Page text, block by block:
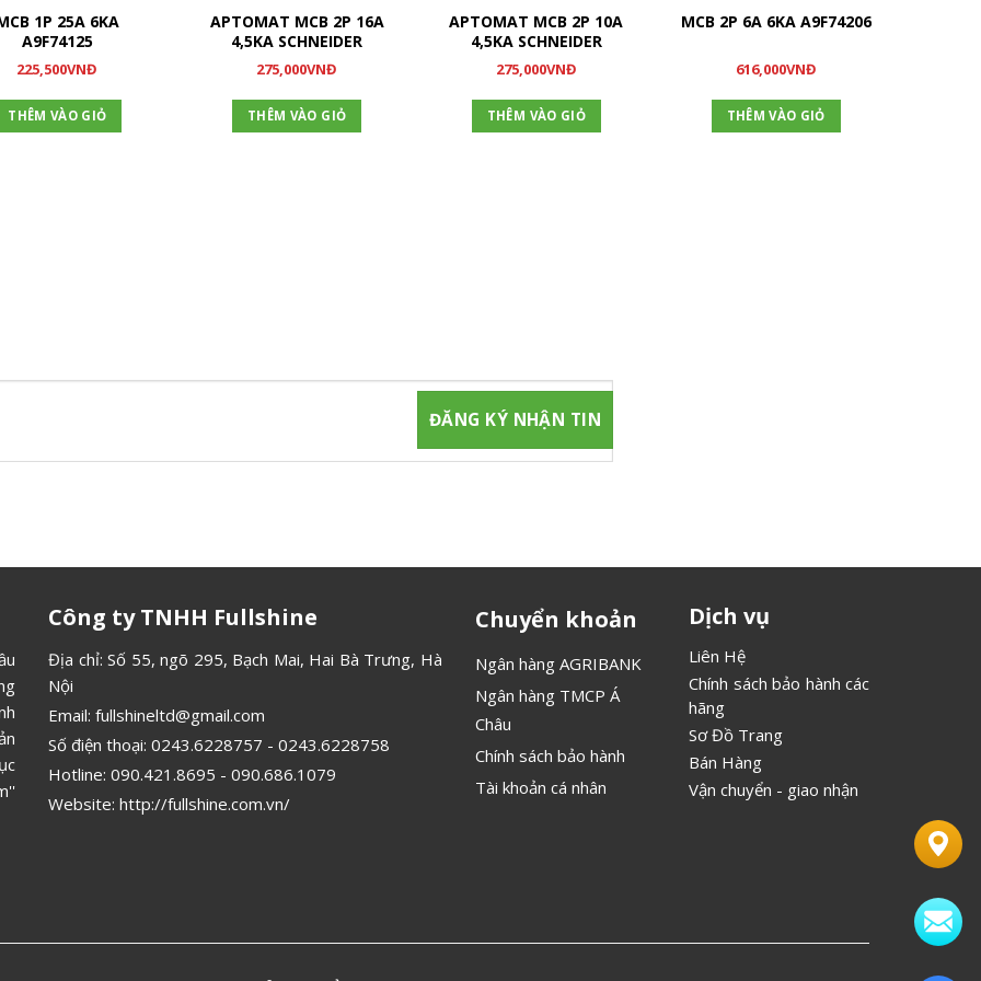
1P 25A 6KA
A9F74125
225,500VNĐ
THÊM VÀO GIỎ
APTOMAT MCB 2P 16A
4,5KA SCHNEIDER
275,000VNĐ
THÊM VÀO GIỎ
APTOMAT MCB 2P 10A
4,5KA SCHNEIDER
275,000VNĐ
THÊM VÀO GIỎ
MCB 2P 6A 6KA A9F74206
616,000VNĐ
THÊM VÀO GIỎ
Công ty TNHH Fullshine
Địa chỉ: Số 55, ngõ 295, Bạch Mai, Hai Bà Trưng, Hà
Nội
Email: fullshineltd@gmail.com
Số điện thoại: 0243.6228757 - 0243.6228758
Hotline: 090.421.8695 - 090.686.1079
Website: http://fullshine.com.vn/
Chuyển khoản
Ngân hàng AGRIBANK
Ngân hàng TMCP Á
Châu
Chính sách bảo hành
Tài khoản cá nhân
Dịch vụ
Liên Hệ
Chính sách bảo hành các
hãng
Sơ Đồ Trang
Bán Hàng
Vận chuyển - giao nhận